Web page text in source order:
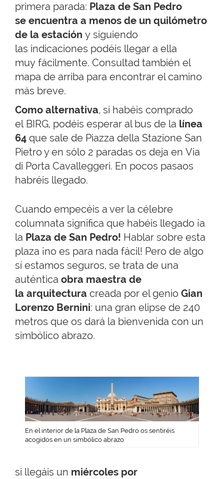
primera parada: Plaza de San Pedro
se encuentra a menos de un quilómetro
de la estación y siguiendo
las indicaciones podéis llegar a ella
muy fácilmente. Consultad también el
mapa de arriba para encontrar el camino
más breve.
Como alternativa, si habéis comprado
el BIRG, podéis esperar al bus de la línea
64 que sale de Piazza della Stazione San
Pietro y en sólo 2 paradas os deja en Via
di Porta Cavalleggeri. En pocos pasaos
habréis llegado.
Cuando empecéis a ver la célebre
columnata significa que habéis llegado ¡a
la Plaza de San Pedro! Hablar sobre esta
plaza ¡no es para nada fácil! Pero de algo
sí estamos seguros, se trata de una
auténtica obra maestra de
la arquitectura creada por el genio Gian
Lorenzo Bernini: una gran elipse de 240
metros que os dará la bienvenida con un
simbólico abrazo.
En el interior de la Plaza de San Pedro os sentiréis
acogidos en un simbólico abrazo
si llegáis un miércoles por